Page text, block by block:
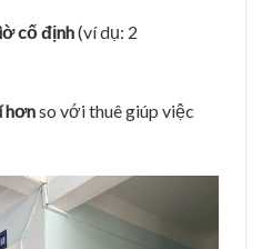
cố định(ví dụ: 2
hơnso với thuê giúp việc